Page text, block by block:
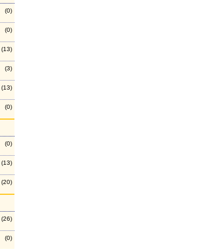
(0)
(0)
(13)
(3)
(13)
(0)
(0)
(13)
(20)
(26)
(0)